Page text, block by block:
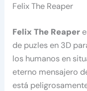
Felix The Reaper
Felix The Reaper
de puzles en 3D
los humanos en
eterno mensajero
está